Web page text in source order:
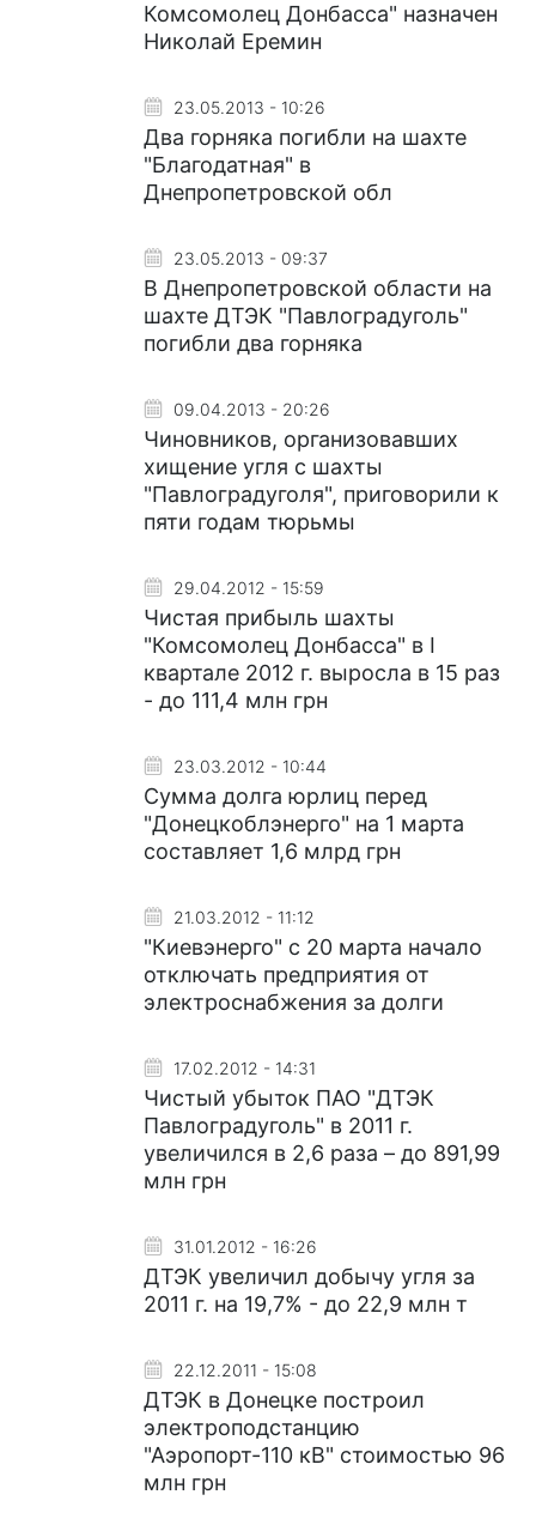
Комсомолец Донбасса" назначен
Николай Еремин
23.05.2013 - 10:26
Два горняка погибли на шахте
"Благодатная" в
Днепропетровской обл
23.05.2013 - 09:37
В Днепропетровской области на
шахте ДТЭК "Павлоградуголь"
погибли два горняка
09.04.2013 - 20:26
Чиновников, организовавших
хищение угля с шахты
"Павлоградуголя", приговорили к
пяти годам тюрьмы
29.04.2012 - 15:59
Чистая прибыль шахты
"Комсомолец Донбасса" в І
квартале 2012 г. выросла в 15 раз
- до 111,4 млн грн
23.03.2012 - 10:44
Сумма долга юрлиц перед
"Донецкоблэнерго" на 1 марта
составляет 1,6 млрд грн
21.03.2012 - 11:12
"Киевэнерго" с 20 марта начало
отключать предприятия от
электроснабжения за долги
17.02.2012 - 14:31
Чистый убыток ПАО "ДТЭК
Павлоградуголь" в 2011 г.
увеличился в 2,6 раза – до 891,99
млн грн
31.01.2012 - 16:26
ДТЭК увеличил добычу угля за
2011 г. на 19,7% - до 22,9 млн т
22.12.2011 - 15:08
ДТЭК в Донецке построил
электроподстанцию
"Аэропорт-110 кВ" стоимостью 96
млн грн